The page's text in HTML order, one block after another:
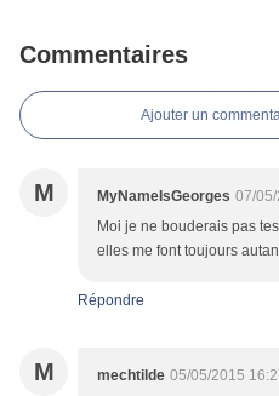
Commentaires
Ajouter un
M MyNameIsGeorges 07/
Moi je ne bouderais pas
elles me font toujours
Répondre
M mechtilde 05/05/2015